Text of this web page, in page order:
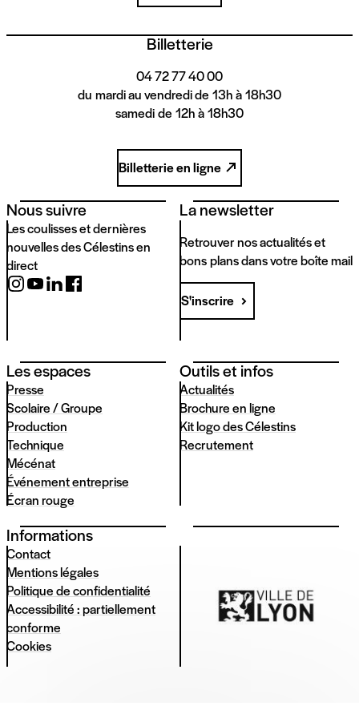
Billetterie
04 72 77 40 00
du mardi au vendredi de 13h à 18h30
samedi de 12h à 18h30
Billetterie en ligne
Nous suivre
Les coulisses et dernières
nouvelles des Célestins en
direct
La newsletter
Retrouver nos actualités et
bons plans dans votre boîte mail
S'inscrire
Les espaces
Presse
Scolaire / Groupe
Production
Technique
Mécénat
Événement entreprise
Écran rouge
Outils et infos
Actualités
Brochure en ligne
Kit logo des Célestins
Recrutement
Informations
Contact
Mentions légales
Politique de confidentialité
Accessibilité : partiellement
conforme
Cookies